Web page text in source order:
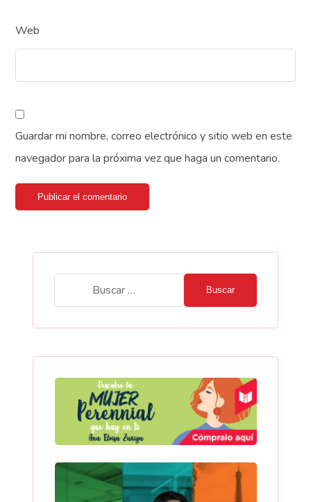
Web
Guardar mi nombre, correo electrónico y sitio web en este
navegador para la próxima vez que haga un comentario.
Publicar el comentario
Buscar